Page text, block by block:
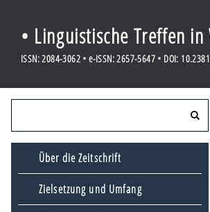
• Linguistische Treffen in
ISSN: 2084-3062 • e-ISSN: 2657-5647 • DOI:
Über die Zeitschrift
Zielsetzung und Umfang